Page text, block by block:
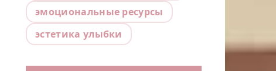
эмоциональные ресурсы
эстетика улыбки